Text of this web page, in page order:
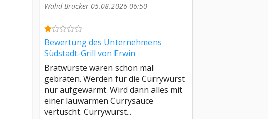
Walid Brucker 05.08.2026 06:50
Bewertung des Unternehmens
Südstadt-Grill von Erwin
Bratwürste waren schon mal
gebraten. Werden für die Currywurst
nur aufgewärmt. Wird dann alles mit
einer lauwarmen Currysauce
vertuscht. Currywurst...